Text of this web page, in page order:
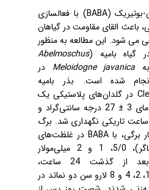
بوتیریک(
BABA) با فعال‏سازی
باعث القای مقاومت در گیاهان
می‏ شود. این مطالعه به ‌منظور
بامیه ( Abelmoschus
Meloidogne javanicaدر
شده است. بذر بامیه
در گلدان‌های پلاستیکی یک
3
±
27 درجه سانتی‌گراد و
روشنایی و 8 ساعت تاریکی نگهداری شد. برگ
برگی، باBABAدر غلظت‌های
محلول‌پاشی گردید. بعد از گذشت 24 ساعت،
جمعیت‌های اولیه صفر 1، 2، 4 و 8 لارو سن دو نماتد در